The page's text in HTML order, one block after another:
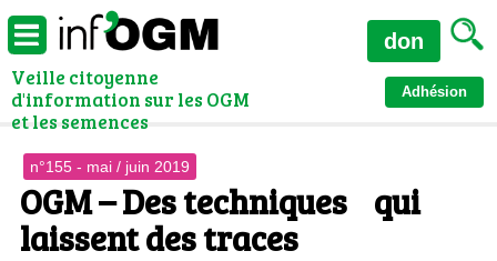
Veille citoyenne
d'information sur les OGM
et les semences
Adhésion
don
n°155 - mai / juin 2019
OGM – Des techniques qui
laissent des traces